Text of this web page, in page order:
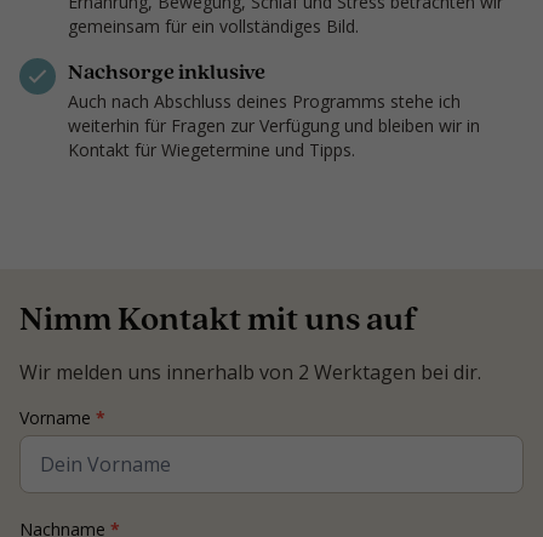
gemeinsam für ein vollständiges Bild.
Nachsorge inklusive
Auch nach Abschluss deines Programms stehe ich
weiterhin für Fragen zur Verfügung und bleiben wir in
Kontakt für Wiegetermine und Tipps.
Nimm Kontakt mit uns auf
Wir melden uns innerhalb von 2 Werktagen bei dir.
Contact
Coach
Vorname *
Nachname *